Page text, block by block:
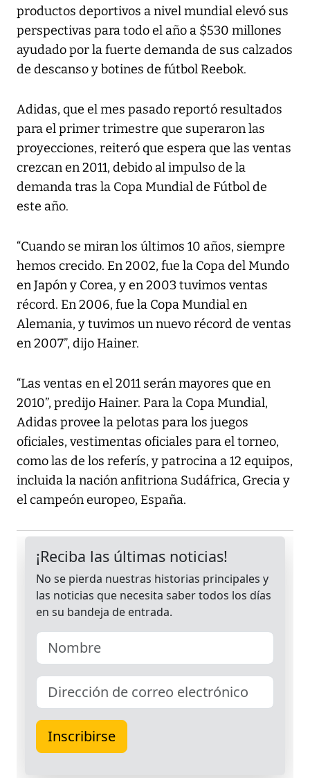
productos deportivos a nivel mundial elevó sus
perspectivas para todo el año a $530 millones
ayudado por la fuerte demanda de sus calzados
de descanso y botines de fútbol Reebok.
Adidas, que el mes pasado reportó resultados
para el primer trimestre que superaron las
proyecciones, reiteró que espera que las ventas
crezcan en 2011, debido al impulso de la
demanda tras la Copa Mundial de Fútbol de
este año.
“Cuando se miran los últimos 10 años, siempre
hemos crecido. En 2002, fue la Copa del Mundo
en Japón y Corea, y en 2003 tuvimos ventas
récord. En 2006, fue la Copa Mundial en
Alemania, y tuvimos un nuevo récord de ventas
en 2007”, dijo Hainer.
“Las ventas en el 2011 serán mayores que en
2010”, predijo Hainer. Para la Copa Mundial,
Adidas provee la pelotas para los juegos
oficiales, vestimentas oficiales para el torneo,
como las de los referís, y patrocina a 12 equipos,
incluida la nación anfitriona Sudáfrica, Grecia y
el campeón europeo, España.